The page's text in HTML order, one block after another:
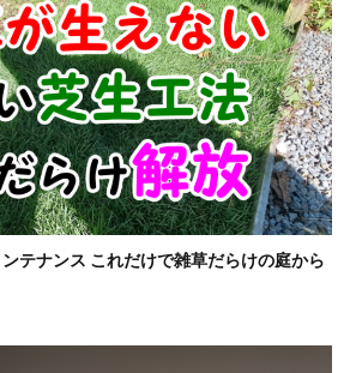
テナンス これだけで雑草だらけの庭から